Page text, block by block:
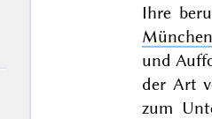
Ihre
München
und
der Art
zum